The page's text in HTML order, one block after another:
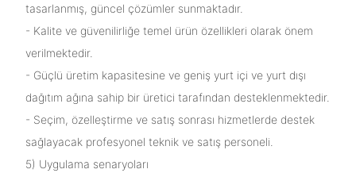
tasarlanmış, güncel çözümler sunmaktadır.
- Kalite ve güvenilirliğe temel ürün özellikleri olarak önem
verilmektedir.
- Güçlü üretim kapasitesine ve geniş yurt içi ve yurt dışı
dağıtım ağına sahip bir üretici tarafından desteklenmektedir.
- Seçim, özelleştirme ve satış sonrası hizmetlerde destek
sağlayacak profesyonel teknik ve satış personeli.
5) Uygulama senaryoları